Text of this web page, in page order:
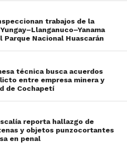
trabajos de la
Parque Nacional Huascarán
técnica busca acuerdos
entre empresa minera y
de Cochapetí
reporta hallazgo de
y objetos punzocortantes
en penal